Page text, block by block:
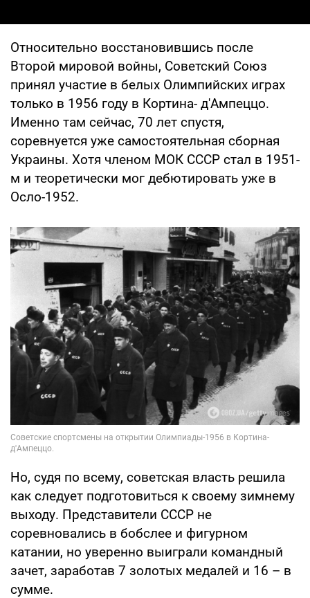
Относительно восстановившись после
Второй мировой войны, Советский Союз
принял участие в белых Олимпийских играх
только в 1956 году в Кортина- д'Ампеццо.
Именно там сейчас, 70 лет спустя,
соревнуется уже самостоятельная сборная
Украины. Хотя членом МОК СССР стал в 1951-
м и теоретически мог дебютировать уже в
Осло-1952.
Но, судя по всему, советская власть решила
как следует подготовиться к своему зимнему
выходу. Представители СССР не
соревновались в бобслее и фигурном
катании, но уверенно выиграли командный
зачет, заработав 7 золотых медалей и 16 – в
сумме.